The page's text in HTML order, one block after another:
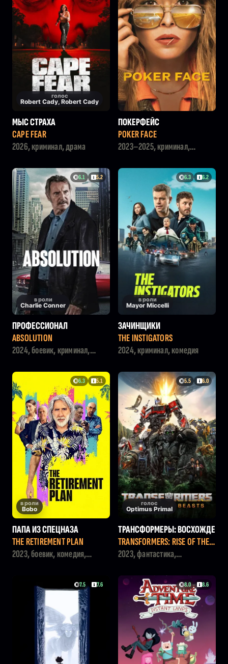
голос
Robert Cady, Robert Cady
МЫС СТРАХА
CAPE FEAR
2026, криминал, драма
ПОКЕРФЕЙС
POKER FACE
2023–2025, криминал,
6.1 5.2
в роли
Charlie Conner
ПРОФЕССИОНАЛ
ABSOLUTION
2024, боевик, криминал,
6.3 6.2
в роли
Mayor Miccelli
ЗАЧИНЩИКИ
THE INSTIGATORS
2024, криминал, комедия
6.3 5.1
в роли
Bobo
ПАПА ИЗ СПЕЦНАЗА
THE RETIREMENT PLAN
2023, боевик, комедия,
5.5 6.0
голос
Optimus Primal
ТРАНСФОРМЕРЫ: ВОСХОЖДЕ
НИЕ ЗВЕРОБОТОВ
TRANSFORMERS: RISE OF THE B
EASTS
2023, фантастика,
7.5 7.6 8.0 8.6